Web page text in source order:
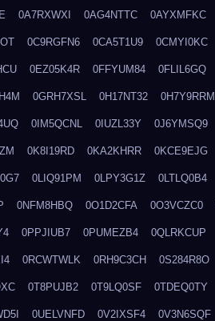
0A7RXWXI 0AG4NTTC 0AYXMFKC
0C9RGFN6 0CA5T1U9 0CMYI0KC
0EZ05K4R 0FFYUM84 0FLIL6GQ
0GRH7XSL 0H17NT32 0H7Y9RRM
0IM5QCNL 0IUZL33Y 0J6YMSQ9
0K8I19RD 0KA2KHRR 0KCE9EJG
0LIQ91PM 0LPY3G1Z 0LTLQ0B4
0NFM8HBQ 0O1D2CFA 0O3VCZC0
0PPJIUB7 0PUMEZB4 0QLRKCUP
0RCWTWLK 0RH9C3CH 0S284R8O
0T8PUJB2 0T9LQ0SF 0TDEQ0TY
0UELVNFD 0V2IXSF4 0V3N6SQF